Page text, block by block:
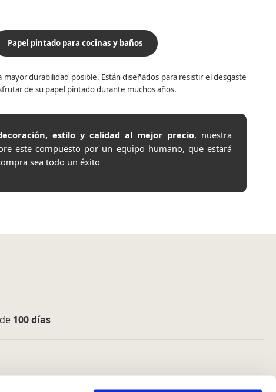
Papel pintado para cocinas y baños
durabilidad posible. Están diseñados para resistir el desgaste
de su papel pintado durante muchos años.
estilo y calidad al mejor precio, nuestra
este compuesto por un equipo humano, que estará
sea todo un éxito
100 días